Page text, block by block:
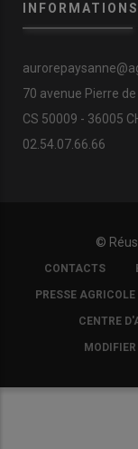
70 avenue Pierre
CS 50009 - 36005
02.54.07.66.66
©
FOOTER
COPYRIGHT
CONTACTS
PRESSE
CENTRE